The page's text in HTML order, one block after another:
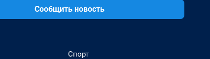
Сообщить новость
Спорт